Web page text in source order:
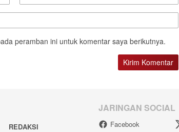
peramban ini untuk komentar saya berikutnya.
REDAKSI
JARINGAN SOCIAL
Facebook